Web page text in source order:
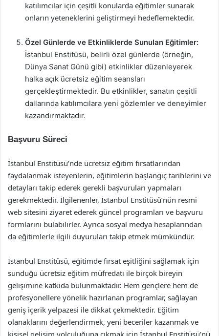
katılımcılar için çeşitli konularda eğitimler sunarak
onların yeteneklerini geliştirmeyi hedeflemektedir.
Özel Günlerde ve Etkinliklerde Sunulan Eğitimler:
İstanbul Enstitüsü, belirli özel günlerde (örneğin,
Dünya Sanat Günü gibi) etkinlikler düzenleyerek
halka açık ücretsiz eğitim seansları
gerçekleştirmektedir. Bu etkinlikler, sanatın çeşitli
dallarında katılımcılara yeni gözlemler ve deneyimler
kazandırmaktadır.
Başvuru Süreci
İstanbul Enstitüsü’nde ücretsiz eğitim fırsatlarından
faydalanmak isteyenlerin, eğitimlerin başlangıç tarihlerini ve
detayları takip ederek gerekli başvuruları yapmaları
gerekmektedir. İlgilenenler, İstanbul Enstitüsü’nün resmi
web sitesini ziyaret ederek güncel programları ve başvuru
formlarını bulabilirler. Ayrıca sosyal medya hesaplarından
da eğitimlerle ilgili duyuruları takip etmek mümkündür.
İstanbul Enstitüsü, eğitimde fırsat eşitliğini sağlamak için
sunduğu ücretsiz eğitim müfredatı ile birçok bireyin
gelişimine katkıda bulunmaktadır. Hem gençlere hem de
profesyonellere yönelik hazırlanan programlar, sağlayan
geniş içerik yelpazesi ile dikkat çekmektedir. Eğitim
olanaklarını değerlendirmek, yeni beceriler kazanmak ve
kişisel gelişim yolculuğuna çıkmak için İstanbul Enstitüsü’nü